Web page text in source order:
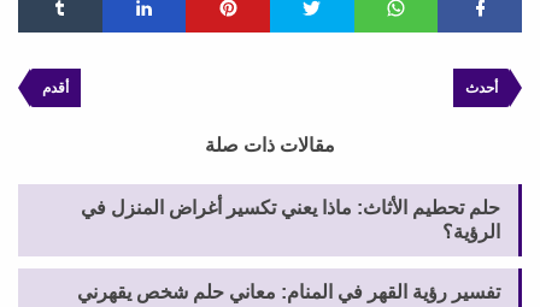
أحدث أقدم
مقالات ذات صلة
حلم تحطيم الأثاث: ماذا يعني تكسير أغراض المنزل في
الرؤية؟
تفسير رؤية القهر في المنام: معاني حلم شخص يقهرني